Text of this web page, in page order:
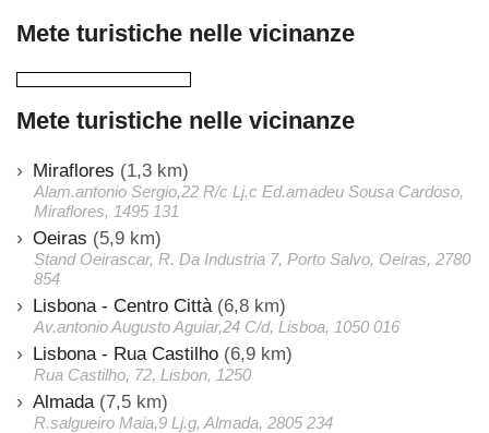
Mete turistiche nelle vicinanze
Mete turistiche nelle vicinanze
Miraflores (1,3 km)
Alam.antonio Sergio,22 R/c Lj.c Ed.amadeu Sousa Cardoso,
Miraflores, 1495 131
Oeiras (5,9 km)
Stand Oeirascar, R. Da Industria 7, Porto Salvo, Oeiras, 2780
854
Lisbona - Centro Città (6,8 km)
Av.antonio Augusto Aguiar,24 C/d, Lisboa, 1050 016
Lisbona - Rua Castilho (6,9 km)
Rua Castilho, 72, Lisbon, 1250
Almada (7,5 km)
R.salgueiro Maia,9 Lj.g, Almada, 2805 234